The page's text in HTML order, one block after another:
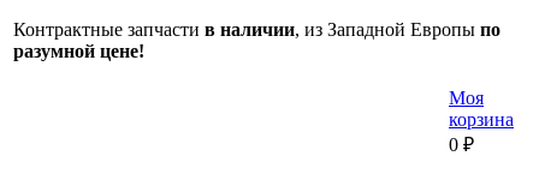
Контрактные запчасти в наличии, из Западной Европы по
разумной цене!
Моя
корзина
0 ₽